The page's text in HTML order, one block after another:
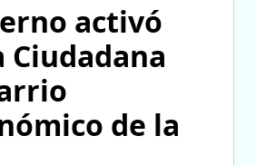
activó
Ciudadana
de la